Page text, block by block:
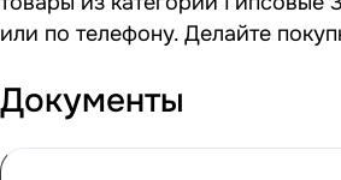
или по телефону. Делайте
Документы